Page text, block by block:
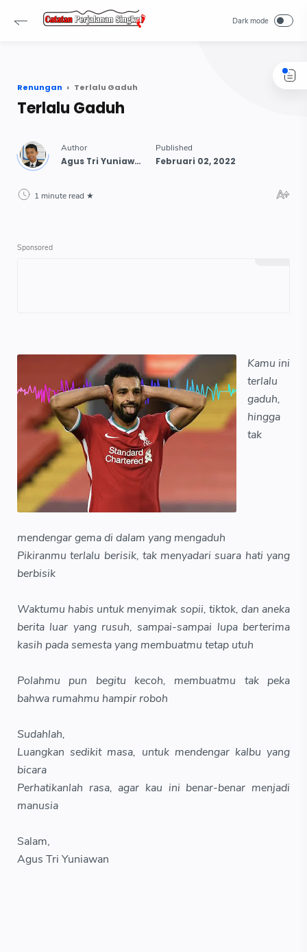
Renungan Terlalu Gaduh
Terlalu Gaduh
1 minute read
Kamu ini
terlalu
gaduh,
hingga
tak
mendengar gema di dalam yang mengaduh
Pikiranmu terlalu berisik, tak menyadari suara hati yang
berbisik
Waktumu habis untuk menyimak sopii, tiktok, dan aneka
berita luar yang rusuh, sampai-sampai lupa berterima
kasih pada semesta yang membuatmu tetap utuh
Polahmu pun begitu kecoh, membuatmu tak peka
bahwa rumahmu hampir roboh
Sudahlah,
Luangkan sedikit masa, untuk mendengar kalbu yang
bicara
Perhatikanlah rasa, agar kau ini benar-benar menjadi
manusia
Salam,
Agus Tri Yuniawan